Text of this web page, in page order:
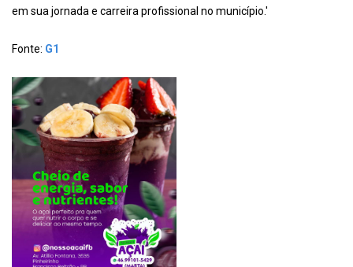
em sua jornada e carreira profissional no município.'
Fonte: G1